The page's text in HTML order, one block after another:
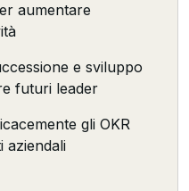
aumentare
e sviluppo
futuri leader
gli OKR
aziendali